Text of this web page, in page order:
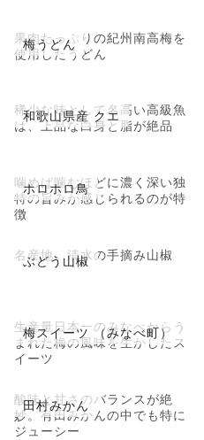
梅うどん
果肉たっぷりの紀州南高梅を
使用したうどん
和歌山県産 クエ
稀少な味として名高い高級魚
は、上品な白身と脂が絶品
ホロホロ鳥
噛めば噛むほどに濃く深い独
特の旨みが感じられるのが特
徴
ぶどう山椒
名産地、清水の手摘み山椒
梅スイーツ （みなべ町）
生産量日本一のみなべからう
まれた梅の風味を生かしたス
イーツ
田村みかん
酸味と甘さのバランスが絶
妙。有田みかんの中でも特に
ジューシー